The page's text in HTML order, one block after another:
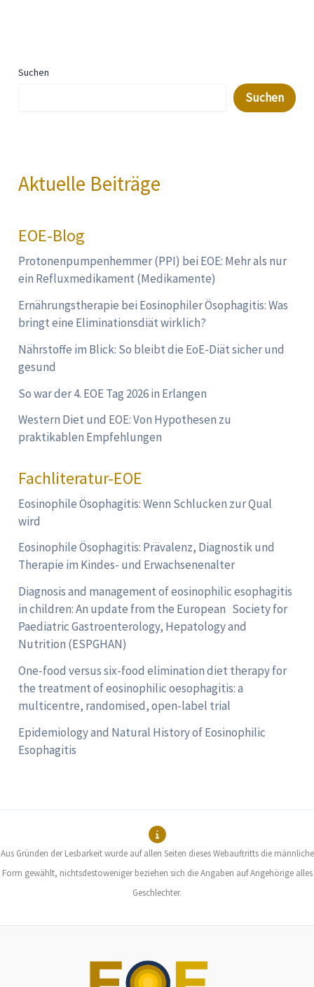
Suchen
Suchen
Aktuelle Beiträge
EOE-Blog
Protonenpumpenhemmer (PPI) bei EOE: Mehr als nur
ein Refluxmedikament (Medikamente)
Ernährungstherapie bei Eosinophiler Ösophagitis: Was
bringt eine Eliminationsdiät wirklich?
Nährstoffe im Blick: So bleibt die EoE-Diät sicher und
gesund
So war der 4. EOE Tag 2026 in Erlangen
Western Diet und EOE: Von Hypothesen zu
praktikablen Empfehlungen
Fachliteratur-EOE
Eosinophile Ösophagitis: Wenn Schlucken zur Qual
wird
Eosinophile Ösophagitis: Prävalenz, Diagnostik und
Therapie im Kindes- und Erwachsenenalter
Diagnosis and management of eosinophilic esophagitis
in children: An update from the European Society for
Paediatric Gastroenterology, Hepatology and
Nutrition (ESPGHAN)
One-food versus six-food elimination diet therapy for
the treatment of eosinophilic oesophagitis: a
multicentre, randomised, open-label trial
Epidemiology and Natural History of Eosinophilic
Esophagitis
Aus Gründen der Lesbarkeit wurde auf allen Seiten dieses Webauftritts die männliche
Form gewählt, nichtsdestoweniger beziehen sich die Angaben auf Angehörige alles
Geschlechter.